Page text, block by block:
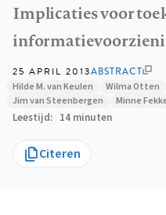
Implicaties voor
25 APRIL 2013ABSTRACT
Hilde M. van Keulen Wilma Otten
Jim van Steenbergen
Minne
Leestijd 14 minuten
Citeren